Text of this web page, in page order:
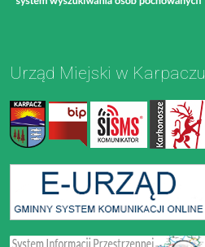
Urząd Miejski w Karpaczu